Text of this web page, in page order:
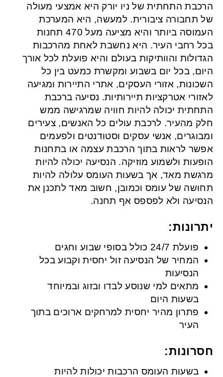
הרכבת התחתית של ניו יורק היא אמצעי מעולה
של תחבורה ציבורית. למעשה, היא המערכת
העמוסה ביותר והיא מציעה מעל 470 תחנות
בכל רחבי העיר. היא נחשבת לאחת מהרכבות
הגדולות והוותיקות בעולם והיא פועלת לכל אורך
היום, בכל יום בשבוע ומקשרת כמעט בין כל
השכונות, אזורי העסקים, אתרי התיירות ומגיעה
לאזורי אטרקציות תיירותיות. נסיעה ברכבת
התחתית יכולה להיות חוויה שמרגישה ממש
חלק מהעיר. לרכבת עולים כל האנשים, צעירים
ומבוגרים, אנשי עסקים וסטודנטים ולפעמים
אפשר לראות בתוך הרכבת עצמה או בתחנות
הופעות ולשמוע מוזיקה. הנסיעה יכולה להיות
מרגשת מאד, אך בשעות העומס עלולה להיות
תחושה של עומס וכמובן, חשוב מאד לתכנן את
הנסיעה ולא לפספס אף תחנה.
יתרונות:
פועלת 24/7 כולל בסופי שבוע וחגים
המחיר של הנסיעה זול יחסית וקבוע בכל
הנסיעות
מתאים למי שנוסע לבדו ובזוג ובמיוחד
בשעות היום
פתרון מהיר יחסית למרחקים ארוכים בתוך
העיר
חסרונות:
בשעות העומס הרכבות יכולות להיות